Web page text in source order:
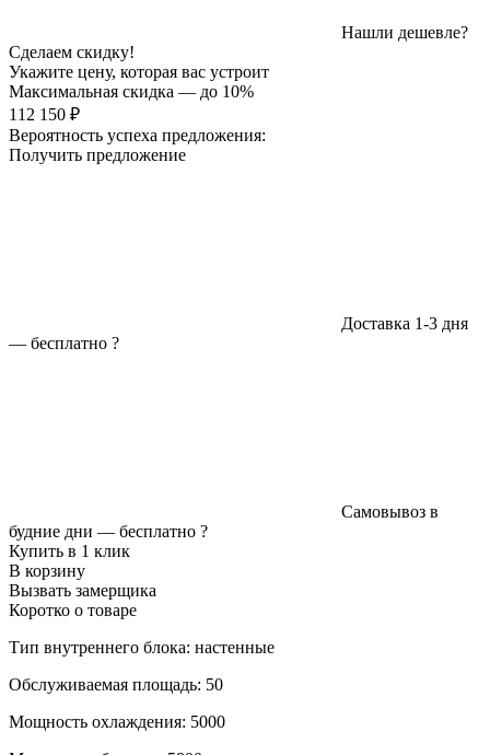
Нашли дешевле?
Сделаем скидку!
Укажите цену, которая вас устроит
Максимальная скидка — до 10%
112 150 ₽
Вероятность успеха предложения:
Получить предложение
Доставка 1-3 дня
— бесплатно ?
Самовывоз в
будние дни — бесплатно ?
Купить в 1 клик
В корзину
Вызвать замерщика
Коротко о товаре
Тип внутреннего блока: настенные
Обслуживаемая площадь: 50
Мощность охлаждения: 5000